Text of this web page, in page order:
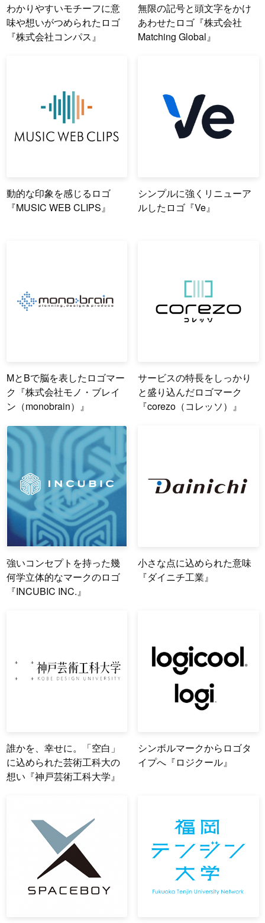
わかりやすいモチーフに意
味や想いがつめられたロゴ
『株式会社コンパス』
無限の記号と頭文字をかけ
あわせたロゴ『株式会社
Matching Global』
動的な印象を感じるロゴ
『MUSIC WEB CLIPS』
シンプルに強くリニューア
ルしたロゴ『Ve』
MとBで脳を表したロゴマー
ク『株式会社モノ・ブレイ
ン（monobrain）』
サービスの特長をしっかり
と盛り込んだロゴマーク
『corezo（コレッソ）』
強いコンセプトを持った幾
何学立体的なマークのロゴ
『INCUBIC INC.』
小さな点に込められた意味
『ダイニチ工業』
誰かを、幸せに。「空白」
に込められた芸術工科大の
想い『神戸芸術工科大学』
シンボルマークからロゴタ
イプへ『ロジクール』